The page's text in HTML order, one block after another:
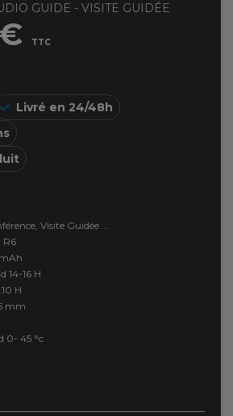
GUIDE - VISITE GUIDÉE
TTC
Livré en 24/48h
Visite Guidée ...
R6
14-16 H
H
mm
0- 45 °c